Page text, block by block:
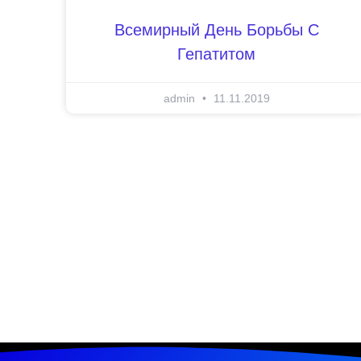
Всемирный День Борьбы С
Гепатитом
admin 11.11.2019